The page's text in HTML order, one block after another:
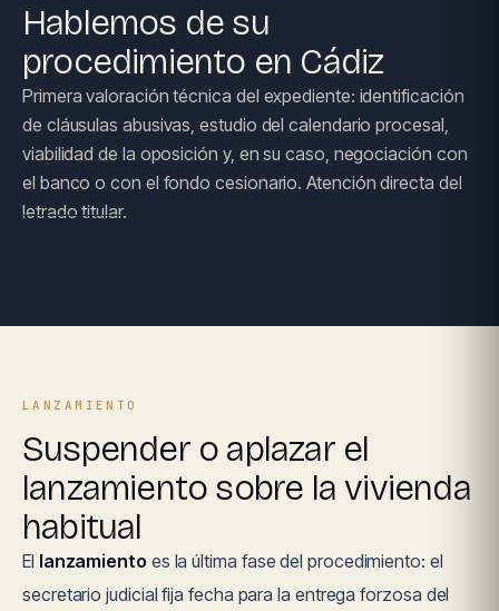
Hablemos de su
procedimiento en Cádiz
Primera valoración técnica del expediente: identificación
de cláusulas abusivas, estudio del calendario procesal,
viabilidad de la oposición y, en su caso, negociación con
el banco o con el fondo cesionario. Atención directa del
letrado titular.
LANZAMIENTO
Suspender o aplazar el
lanzamiento sobre la vivienda
habitual
El lanzamiento es la última fase del procedimiento: el
secretario judicial fija fecha para la entrega forzosa del